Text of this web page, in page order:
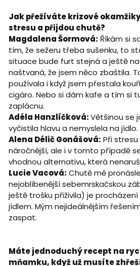
Jak přežíváte krizové
stresu a přijdou chutě?
Magdalena Šormová: Říkám si
tím, že sežeru třeba sušenku, to
situace bude furt stejná a ještě
naštvaná, že jsem něco zbaštila.
používala i když jsem přestala
cigáro. Nebo si dám kafe a tím si
zaplácnu.
Adéla Hanzlíčková:Většinou se
vyčistila hlavu a nemyslela na jídlo.
Alena Délič Gonášová: Při
náročnější, ale i v tomto případě
vhodnou alternativu, která
Lucie Vacová: Chutě mě
nejoblíbenější sebemrskačskou
ještě trošku přiživila) je
jídlem. Mým nejideálnějším
zaspat.
Máte jednoduchý recept na
mňamku, když už musíte